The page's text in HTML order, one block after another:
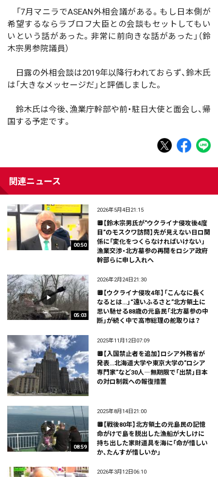
「7月マニラでASEAN外相会議がある。もし日本側が
希望するならラブロフ大臣との会談もセットしてもい
いという話があった。非常に前向きな話があった」（鈴
木宗男参院議員）
日露の外相会談は2019年以降行われておらず、鈴木氏
は「大きなメッセージだ」と評価しました。
鈴木氏は今後、漁業庁幹部や前・駐日大使と面会し、帰
国する予定です。
関連ニュース
00:50
2026年5月4日21:15
🔲【鈴木宗男氏が"ウクライナ侵攻後4度
目”のモスクワ訪問】先が見えない日ロ関
係に「変化をつくらなければいけない」
漁業交渉・北方墓参の再開をロシア政府
幹部らに申し入れへ
05:03
2026年2月24日21:30
🔲【ウクライナ侵攻4年】「こんなに長く
なるとは…」“遠いふるさと”北方領土に
思い馳せる88歳の元島民「北方墓参の中
断」が続く中で高市総理の舵取りは？
2025年11月12日07:09
🔲【入国禁止者を追加】ロシア外務省が
発表…北海道大学や東京大学の”ロシア
専門家”など30人―無期限で「出禁」日本
の対ロ制裁への報復措置
08:59
2025年8月14日21:00
🔲【戦後80年】北方領土の元島民の記憶
命がけで島を脱出した漁船が大しけに
持ち出した家財道具を海に「命が惜しい
か、たんすが惜しいか」
2026年3月12日06:10